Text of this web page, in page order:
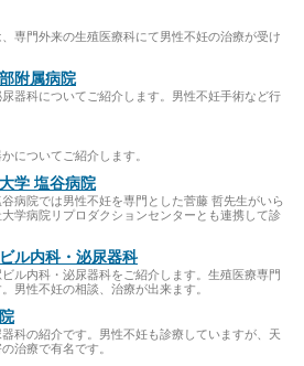
専門外来の生殖医療科にて男性不妊の治療が受け
附属病院
器科についてご紹介します。男性不妊手術など行
についてご紹介します。
学 塩谷病院
病院では男性不妊を専門とした菅藤 哲先生がいら
学病院リプロダクションセンターとも連携して診
ル内科・泌尿器科
ル内科・泌尿器科をご紹介します。生殖医療専門
男性不妊の相談、治療が出来ます。
科の紹介です。男性不妊も診療していますが、天
治療で有名です。